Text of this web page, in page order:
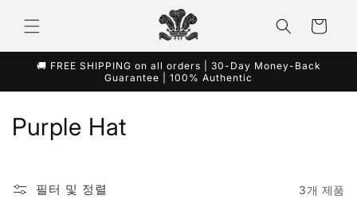
로 건너
뛰기
트
🚚 FREE SHIPPING on all orders | 30-Day Money-Back
Guarantee | 100% Authentic
컬
션
Purple Hat
필터 및 정렬 3개 제품